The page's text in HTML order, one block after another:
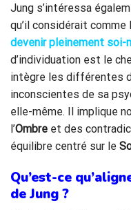
Jung s’intéressa
qu’il considérait
devenir pleinement soi-
d’individuation est le
intègre les différentes
inconscientes de sa
elle-même. Il implique
l’Ombre et des
équilibre centré sur le
Qu’est-ce
de Jung ?